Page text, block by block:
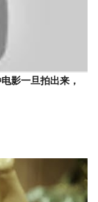
影一旦拍出来，